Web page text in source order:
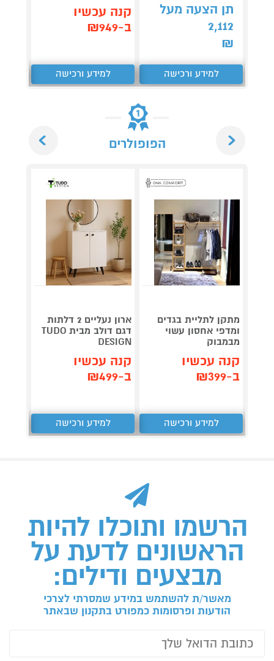
תן הצעה מעל
2,112
₪
למידע ורכישה
קנה עכשיו
ב-₪949
למידע ורכישה
הפופולרים
מתקן לתליית בגדים
ומדפי אחסון עשוי
מבמבוק
קנה עכשיו
ב-₪399
למידע ורכישה
ארון נעליים 2 דלתות
דגם דולב מבית TUDO
DESIGN
קנה עכשיו
ב-₪499
למידע ורכישה
הרשמו ותוכלו להיות
הראשונים לדעת על
מבצעים ודילים:
מאשר/ת להשתמש במידע שמסרתי לצרכי
הודעות ופרסומות כמפורט בתקנון שבאתר